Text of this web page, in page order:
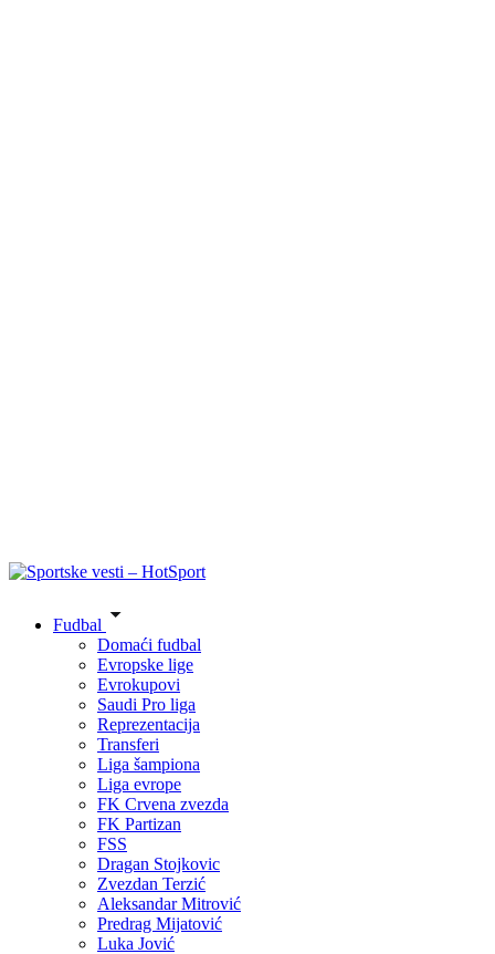
Fudbal
Domaći fudbal
Evropske lige
Evrokupovi
Saudi Pro liga
Reprezentacija
Transferi
Liga šampiona
Liga evrope
FK Crvena zvezda
FK Partizan
FSS
Dragan Stojkovic
Zvezdan Terzić
Aleksandar Mitrović
Predrag Mijatović
Luka Jović